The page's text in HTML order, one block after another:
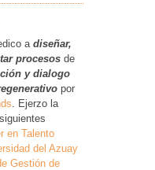
a diseñar,
procesos de
y dialogo
por
. Ejerzo la
en Talento
del Azuay
Gestión de